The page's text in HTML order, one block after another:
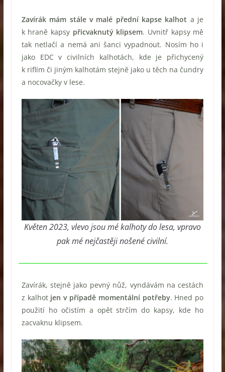
Zavírák mám stále v malé přední kapse kalhot a je
k hraně kapsy přicvaknutý klipsem. Uvnitř kapsy mě
tak netlačí a nemá ani šanci vypadnout. Nosím ho i
jako EDC v civilních kalhotách, kde je přichycený
k riflím či jiným kalhotám stejně jako u těch na čundry
a nocovačky v lese.
Květen 2023, vlevo jsou mé kalhoty do lesa, vpravo
pak mé nejčastěji nošené civilní.
Zavírák, stejně jako pevný nůž, vyndávám na cestách
z kalhot jen v případě momentální potřeby. Hned po
použití ho očistím a opět strčím do kapsy, kde ho
zacvaknu klipsem.